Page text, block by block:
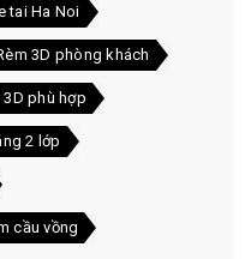
tai Ha Noi
3D phòng khách
3D phù hợp
2 lớp
cầu vồng